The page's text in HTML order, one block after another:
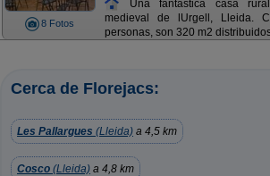
8 Fotos
Una fantástica casa
medieval de lUrgell, Lleida.
personas, son 320 m2
Cerca de Florejacs:
Les Pallargues (Lleida) a 4,5 km
Cosco (Lleida) a 4,8 km